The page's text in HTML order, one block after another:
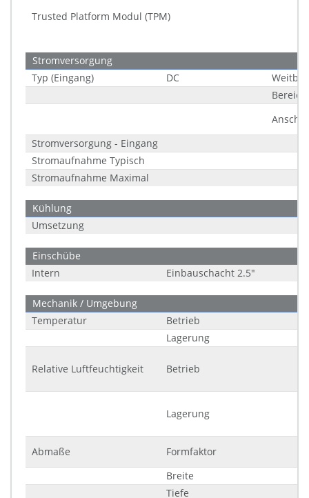
Trusted Platform Modul (TPM)
Stromversorgung
Typ (Eingang)
DC
Bereich
Stromversorgung - Eingang
Stromaufnahme Typisch
Stromaufnahme Maximal
Kühlung
Umsetzung
Einschübe
Intern
Einbauschacht 2.5"
Mechanik / Umgebung
Temperatur
Betrieb
Lagerung
Relative Luftfeuchtigkeit Betrieb
Lagerung
Abmaße
Formfaktor
Breite
Tiefe